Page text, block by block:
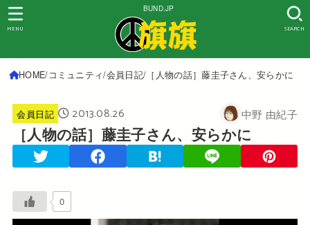
BUND.JP
SEARCH
MENU
HOME コミュニティ 会員日記 ［人物の話］藤圭子さん、安らかに
会員日記 2013.08.26 中野 由紀子
［人物の話］藤圭子さん、安らかに
0